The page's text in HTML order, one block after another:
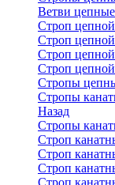
Ветви
Строп
Строп
Строп
Строп
Стропы
Стропы
Назад
Стропы
Строп
Строп
Строп
Строп